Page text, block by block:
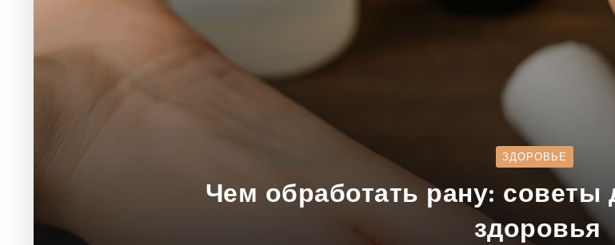
ЗДОРОВЬЕ
Чем обработать рану: советы
здоровья